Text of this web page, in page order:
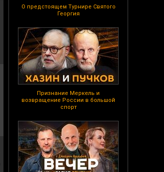
О предстоящем Турнире Святого
Георгия
Признание Меркель и
возвращение России в большой
спорт